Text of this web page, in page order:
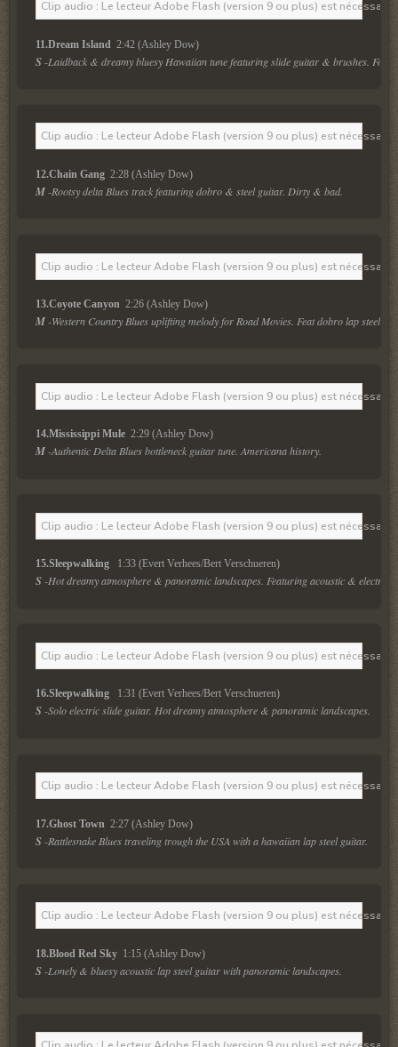
Clip audio : Le lecteur Adobe Flash (version 9 ou plus) est
11.Dream Island 2:42 (Ashley Dow)
S -Laidback & dreamy bluesy Hawaiian tune featuring slide guitar & brushes. For
Clip audio : Le lecteur Adobe Flash (version 9 ou plus) est
12.Chain Gang 2:28 (Ashley Dow)
M -Rootsy delta Blues track featuring dobro & steel guitar. Dirty & bad.
Clip audio : Le lecteur Adobe Flash (version 9 ou plus) est
13.Coyote Canyon 2:26 (Ashley Dow)
M -Western Country Blues uplifting melody for Road Movies. Feat dobro lap steel &
Clip audio : Le lecteur Adobe Flash (version 9 ou plus) est
14.Mississippi Mule 2:29 (Ashley Dow)
M -Authentic Delta Blues bottleneck guitar tune. Americana history.
Clip audio : Le lecteur Adobe Flash (version 9 ou plus) est
15.Sleepwalking 1:33 (Evert Verhees/Bert Verschueren)
S -Hot dreamy atmosphere & panoramic landscapes. Featuring acoustic & electric
Clip audio : Le lecteur Adobe Flash (version 9 ou plus) est
16.Sleepwalking 1:31 (Evert Verhees/Bert Verschueren)
S -Solo electric slide guitar. Hot dreamy atmosphere & panoramic landscapes.
Clip audio : Le lecteur Adobe Flash (version 9 ou plus) est
17.Ghost Town 2:27 (Ashley Dow)
S -Rattlesnake Blues traveling trough the USA with a hawaiian lap steel guitar.
Clip audio : Le lecteur Adobe Flash (version 9 ou plus) est
18.Blood Red Sky 1:15 (Ashley Dow)
S -Lonely & bluesy acoustic lap steel guitar with panoramic landscapes.